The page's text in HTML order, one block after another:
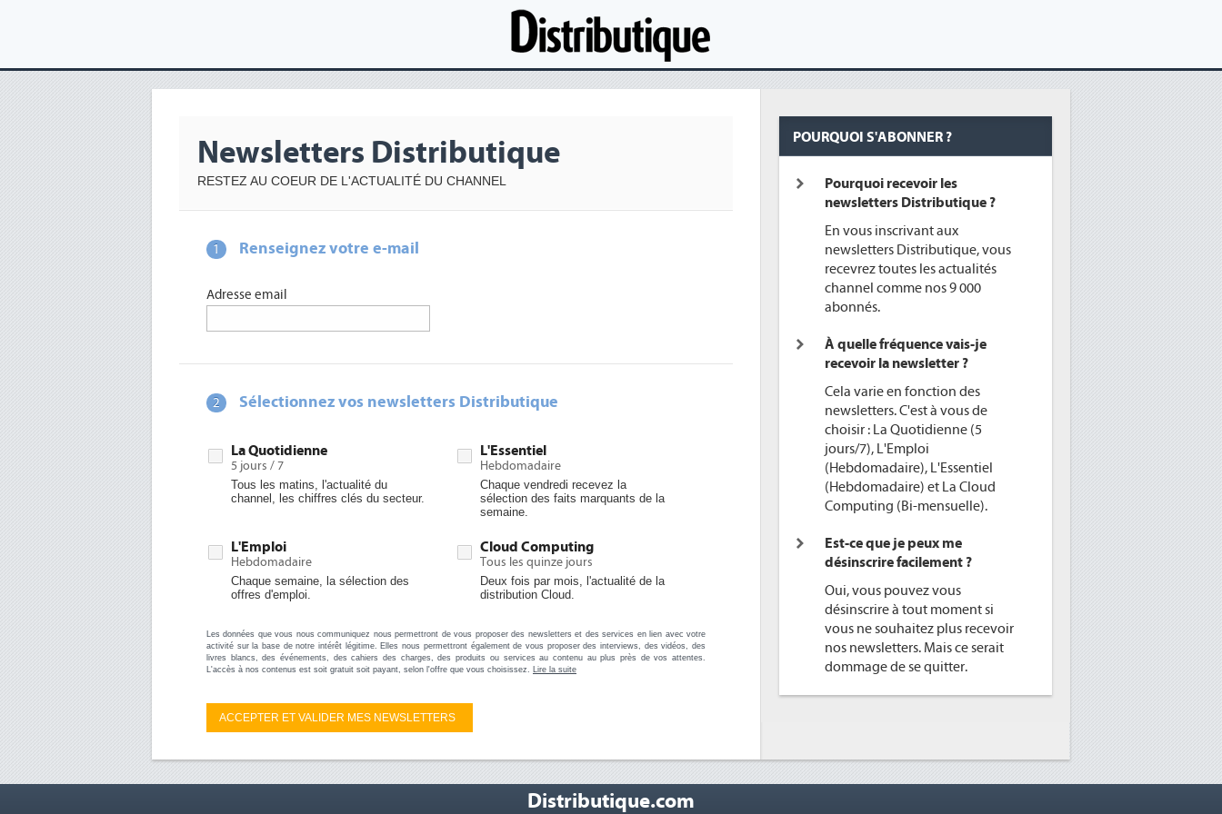
Newsletters Distributique
RESTEZ AU COEUR DE L'ACTUALITÉ DU CHANNEL
1 Renseignez votre e-mail
Adresse email
2 Sélectionnez vos newsletters Distributique
La Quotidienne
5 jours / 7
Tous les matins, l'actualité du
channel, les chiffres clés du secteur.
L'Essentiel
Hebdomadaire
Chaque vendredi recevez la
sélection des faits marquants de la
semaine.
L'Emploi
Hebdomadaire
Chaque semaine, la sélection des
offres d'emploi.
Cloud Computing
Tous les quinze jours
Deux fois par mois, l'actualité de la
distribution Cloud.
Les données que vous nous communiquez nous permettront de vous proposer des newsletters et des services en lien avec votre
activité sur la base de notre intérêt légitime. Elles nous permettront également de vous proposer des interviews, des vidéos, des
livres blancs, des événements, des cahiers des charges, des produits ou services au contenu au plus près de vos attentes.
L'accès à nos contenus est soit gratuit soit payant, selon l'offre que vous choisissez. Lire la suite
POURQUOI S'ABONNER ?
Pourquoi recevoir les
newsletters Distributique ?
En vous inscrivant aux
newsletters Distributique, vous
recevrez toutes les actualités
channel comme nos 9 000
abonnés.
À quelle fréquence vais-je
recevoir la newsletter ?
Cela varie en fonction des
newsletters. C'est à vous de
choisir : La Quotidienne (5
jours/7), L'Emploi
(Hebdomadaire), L'Essentiel
(Hebdomadaire) et La Cloud
Computing (Bi-mensuelle).
Est-ce que je peux me
désinscrire facilement ?
Oui, vous pouvez vous
désinscrire à tout moment si
vous ne souhaitez plus recevoir
nos newsletters. Mais ce serait
dommage de se quitter.
Distributique.com